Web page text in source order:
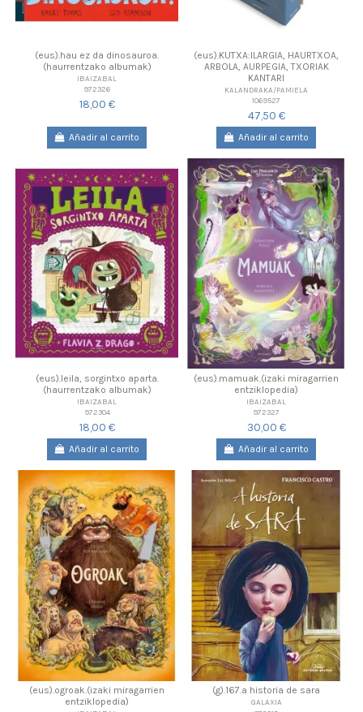
(eus).hau ez da dinosauroa.
(haurrentzako albumak)
IBAIZABAL
972326
18,00 €
Añadir al carrito
(eus).KUTXA:ILARGIA, HAURTXOA,
ARBOLA, AURPEGIA, TXORIAK
KANTARI
KALANDRAKA/PAMIELA
1069527
47,50 €
Añadir al carrito
(eus).leila, sorgintxo aparta.
(haurrentzako albumak)
IBAIZABAL
972304
18,00 €
Añadir al carrito
(eus).mamuak.(izaki miragarrien
entziklopedia)
IBAIZABAL
972327
30,00 €
Añadir al carrito
(eus).ogroak.(izaki miragarrien
entziklopedia)
(g).167.a historia de sara
GALAXIA